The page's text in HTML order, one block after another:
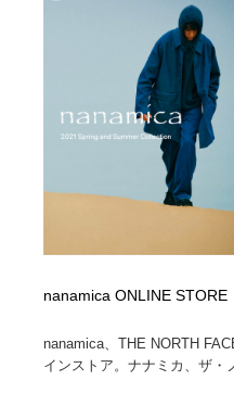
nanamica ONLINE STORE
nanamica、THE NORTH
インストア。ナナミカ、ザ・